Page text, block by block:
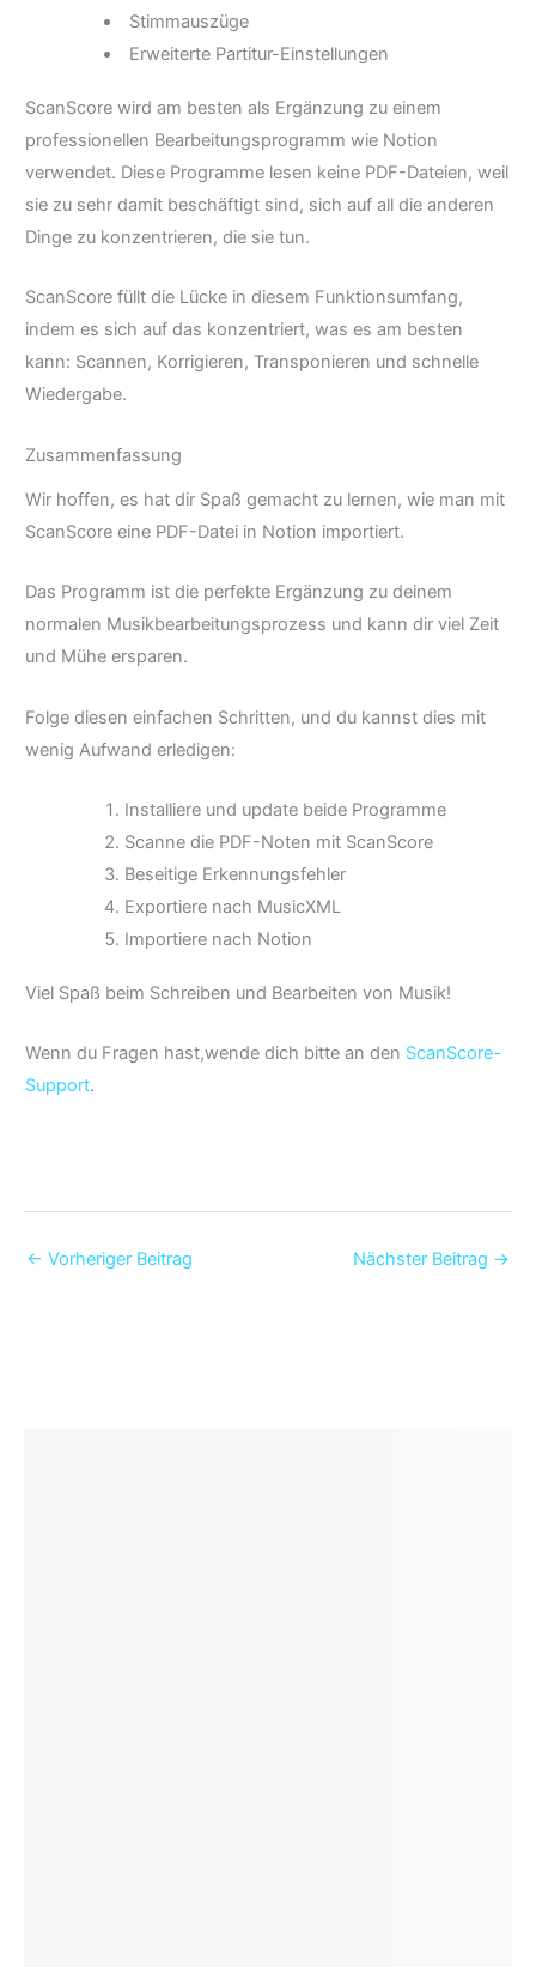
Stimmauszüge
Erweiterte Partitur-Einstellungen
ScanScore wird am besten als Ergänzung zu einem
professionellen Bearbeitungsprogramm wie Notion
verwendet. Diese Programme lesen keine PDF-Dateien, weil
sie zu sehr damit beschäftigt sind, sich auf all die anderen
Dinge zu konzentrieren, die sie tun.
ScanScore füllt die Lücke in diesem Funktionsumfang,
indem es sich auf das konzentriert, was es am besten
kann: Scannen, Korrigieren, Transponieren und schnelle
Wiedergabe.
Zusammenfassung
Wir hoffen, es hat dir Spaß gemacht zu lernen, wie man mit
ScanScore eine PDF-Datei in Notion importiert.
Das Programm ist die perfekte Ergänzung zu deinem
normalen Musikbearbeitungsprozess und kann dir viel Zeit
und Mühe ersparen.
Folge diesen einfachen Schritten, und du kannst dies mit
wenig Aufwand erledigen:
Installiere und update beide Programme
Scanne die PDF-Noten mit ScanScore
Beseitige Erkennungsfehler
Exportiere nach MusicXML
Importiere nach Notion
Viel Spaß beim Schreiben und Bearbeiten von Musik!
Wenn du Fragen hast,wende dich bitte an den ScanScore-
Support.
← Vorheriger Beitrag Nächster Beitrag →